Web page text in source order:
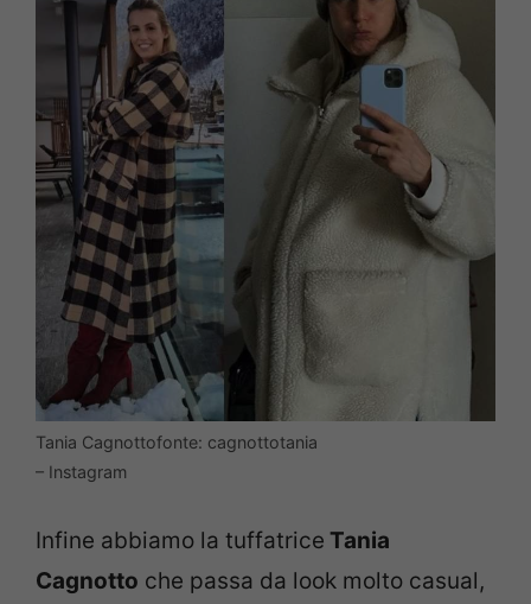
Tania Cagnottofonte: cagnottotania
– Instagram
Infine abbiamo la tuffatrice Tania
Cagnotto che passa da look molto casual,